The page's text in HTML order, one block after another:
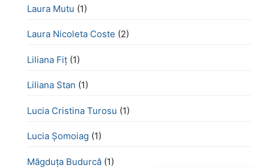
Laura Mutu (1)
Laura Nicoleta Coste (2)
Liliana Fiț (1)
Liliana Stan (1)
Lucia Cristina Turosu (1)
Lucia Șomoiag (1)
Măgduța Budurcă (1)